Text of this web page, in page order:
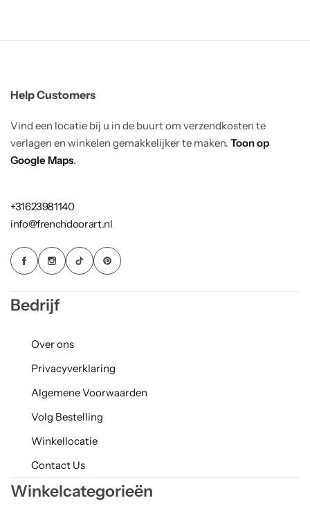
Help Customers
Vind een locatie bij u in de buurt om verzendkosten te
verlagen en winkelen gemakkelijker te maken. Toon op
Google Maps.
+31623981140
info@frenchdoorart.nl
Bedrijf
Over ons
Privacyverklaring
Algemene Voorwaarden
Volg Bestelling
Winkellocatie
Contact Us
Winkelcategorieën